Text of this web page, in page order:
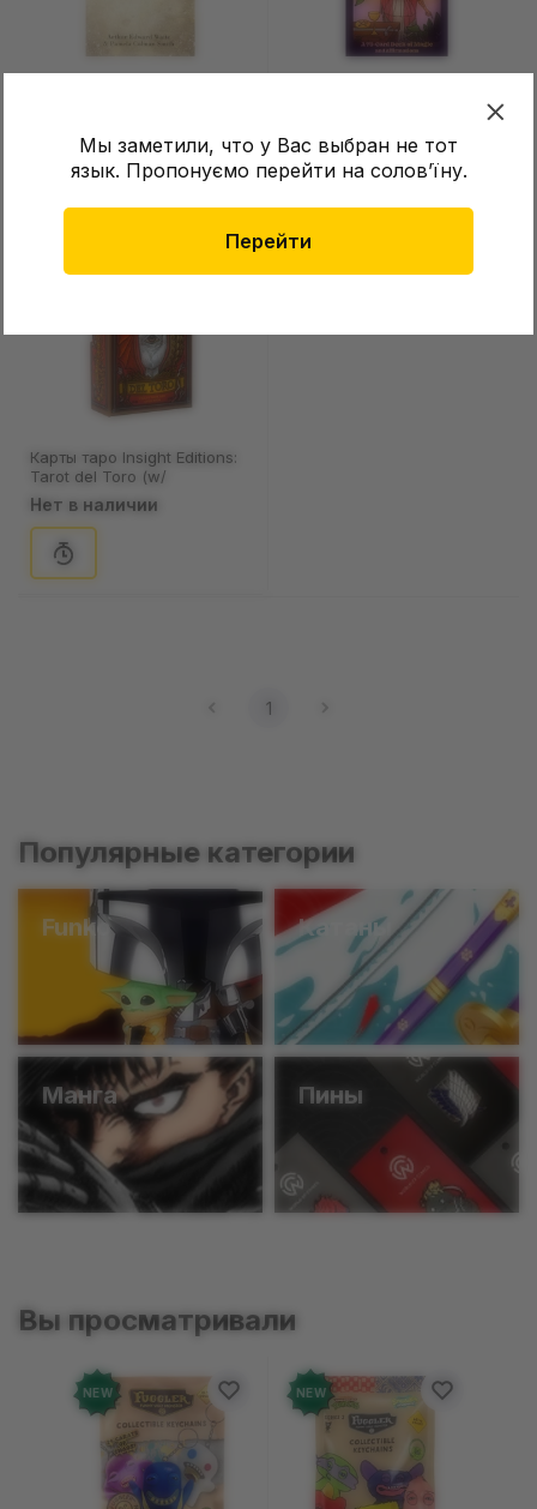
Мы заметили, что у Вас выбран не тот
язык. Пропонуємо перейти на соловʼїну.
Перейти
Нет в наличии Нет в наличии
Карты таро Insight Editions:
Tarot del Toro (w/
Guidebook), (52999)
Нет в наличии
1
Популярные категории
Funko Катаны
Манга Пины
Вы просматривали
NEW NEW